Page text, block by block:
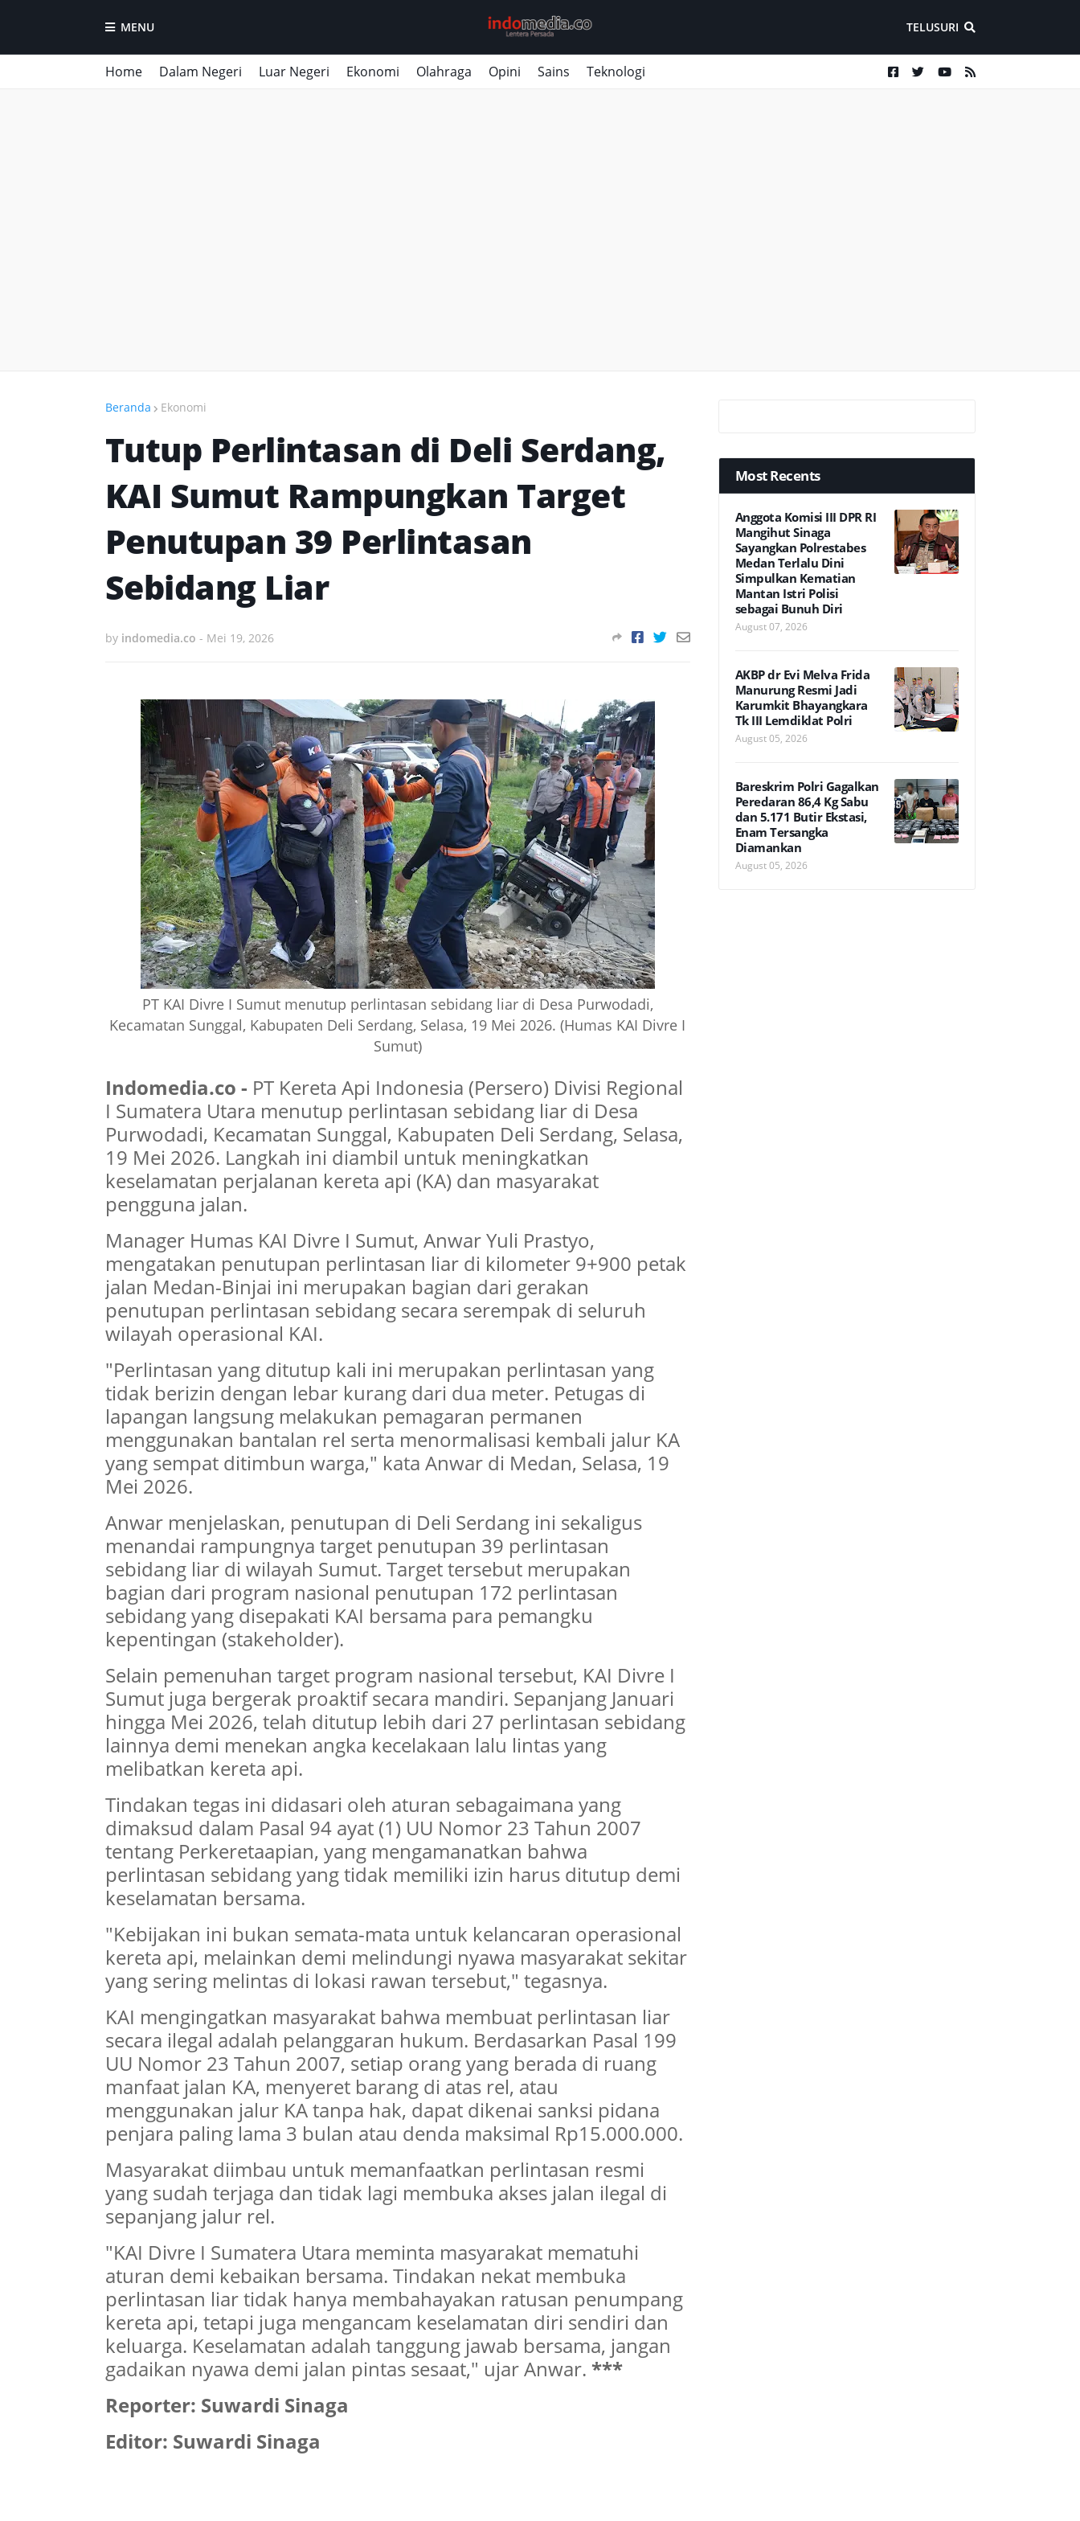
MENU TELUSURI
Home Dalam Negeri Luar Negeri Ekonomi Olahraga Opini Sains Teknologi
Beranda Ekonomi
Tutup Perlintasan di Deli Serdang,
KAI Sumut Rampungkan Target
Penutupan 39 Perlintasan
Sebidang Liar
by indomedia.co - Mei 19, 2026
PT KAI Divre I Sumut menutup perlintasan sebidang liar di Desa Purwodadi,
Kecamatan Sunggal, Kabupaten Deli Serdang, Selasa, 19 Mei 2026. (Humas KAI Divre I
Sumut)
Indomedia.co - PT Kereta Api Indonesia (Persero) Divisi Regional
I Sumatera Utara menutup perlintasan sebidang liar di Desa
Purwodadi, Kecamatan Sunggal, Kabupaten Deli Serdang, Selasa,
19 Mei 2026. Langkah ini diambil untuk meningkatkan
keselamatan perjalanan kereta api (KA) dan masyarakat
pengguna jalan.
Manager Humas KAI Divre I Sumut, Anwar Yuli Prastyo,
mengatakan penutupan perlintasan liar di kilometer 9+900 petak
jalan Medan-Binjai ini merupakan bagian dari gerakan
penutupan perlintasan sebidang secara serempak di seluruh
wilayah operasional KAI.
"Perlintasan yang ditutup kali ini merupakan perlintasan yang
tidak berizin dengan lebar kurang dari dua meter. Petugas di
lapangan langsung melakukan pemagaran permanen
menggunakan bantalan rel serta menormalisasi kembali jalur KA
yang sempat ditimbun warga," kata Anwar di Medan, Selasa, 19
Mei 2026.
Anwar menjelaskan, penutupan di Deli Serdang ini sekaligus
menandai rampungnya target penutupan 39 perlintasan
sebidang liar di wilayah Sumut. Target tersebut merupakan
bagian dari program nasional penutupan 172 perlintasan
sebidang yang disepakati KAI bersama para pemangku
kepentingan (stakeholder).
Selain pemenuhan target program nasional tersebut, KAI Divre I
Sumut juga bergerak proaktif secara mandiri. Sepanjang Januari
hingga Mei 2026, telah ditutup lebih dari 27 perlintasan sebidang
lainnya demi menekan angka kecelakaan lalu lintas yang
melibatkan kereta api.
Tindakan tegas ini didasari oleh aturan sebagaimana yang
dimaksud dalam Pasal 94 ayat (1) UU Nomor 23 Tahun 2007
tentang Perkeretaapian, yang mengamanatkan bahwa
perlintasan sebidang yang tidak memiliki izin harus ditutup demi
keselamatan bersama.
"Kebijakan ini bukan semata-mata untuk kelancaran operasional
kereta api, melainkan demi melindungi nyawa masyarakat sekitar
yang sering melintas di lokasi rawan tersebut," tegasnya.
KAI mengingatkan masyarakat bahwa membuat perlintasan liar
secara ilegal adalah pelanggaran hukum. Berdasarkan Pasal 199
UU Nomor 23 Tahun 2007, setiap orang yang berada di ruang
manfaat jalan KA, menyeret barang di atas rel, atau
menggunakan jalur KA tanpa hak, dapat dikenai sanksi pidana
penjara paling lama 3 bulan atau denda maksimal Rp15.000.000.
Masyarakat diimbau untuk memanfaatkan perlintasan resmi
yang sudah terjaga dan tidak lagi membuka akses jalan ilegal di
sepanjang jalur rel.
"KAI Divre I Sumatera Utara meminta masyarakat mematuhi
aturan demi kebaikan bersama. Tindakan nekat membuka
perlintasan liar tidak hanya membahayakan ratusan penumpang
kereta api, tetapi juga mengancam keselamatan diri sendiri dan
keluarga. Keselamatan adalah tanggung jawab bersama, jangan
gadaikan nyawa demi jalan pintas sesaat," ujar Anwar. ***
Reporter: Suwardi Sinaga
Editor: Suwardi Sinaga
Most Recents
Anggota Komisi III DPR RI
Mangihut Sinaga
Sayangkan Polrestabes
Medan Terlalu Dini
Simpulkan Kematian
Mantan Istri Polisi
sebagai Bunuh Diri
August 07, 2026
AKBP dr Evi Melva Frida
Manurung Resmi Jadi
Karumkit Bhayangkara
Tk III Lemdiklat Polri
August 05, 2026
Bareskrim Polri Gagalkan
Peredaran 86,4 Kg Sabu
dan 5.171 Butir Ekstasi,
Enam Tersangka
Diamankan
August 05, 2026